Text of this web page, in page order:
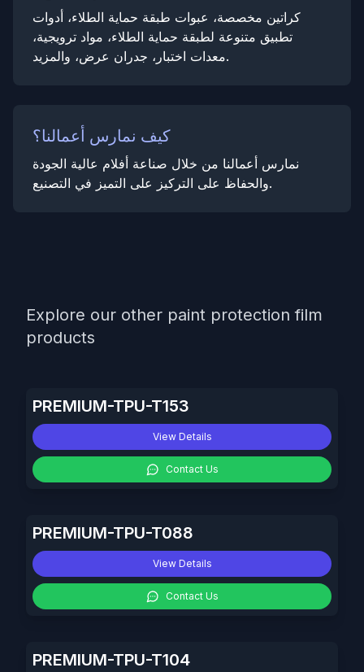
كراتين مخصصة، عبوات طبقة حماية الطلاء، أدوات
تطبيق متنوعة لطبقة حماية الطلاء، مواد ترويجية،
معدات اختبار، جدران عرض، والمزيد.
كيف نمارس أعمالنا؟
نمارس أعمالنا من خلال صناعة أفلام عالية الجودة
والحفاظ على التركيز على التميز في التصنيع.
Explore our other paint protection film
products
PREMIUM-TPU-T153
View Details
Contact Us
PREMIUM-TPU-T088
View Details
Contact Us
PREMIUM-TPU-T104